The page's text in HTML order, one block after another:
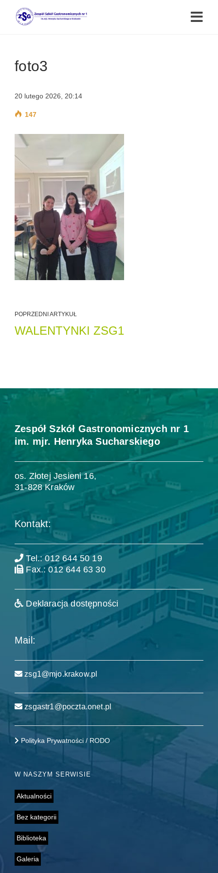
foto3
20 lutego 2026, 20:14
147
POPRZEDNI ARTYKUŁ
WALENTYNKI ZSG1
Zespół Szkół Gastronomicznych nr 1
im. mjr. Henryka Sucharskiego
os. Złotej Jesieni 16,
31-828 Kraków
Kontakt:
Tel.: 012 644 50 19
Fax.: 012 644 63 30
Deklaracja dostępności
Mail:
zsg1@mjo.krakow.pl
zsgastr1@poczta.onet.pl
Polityka Prywatności / RODO
W NASZYM SERWISIE
Aktualności
Bez kategorii
Biblioteka
Galeria